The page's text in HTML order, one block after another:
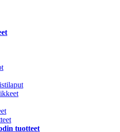
tuotteet